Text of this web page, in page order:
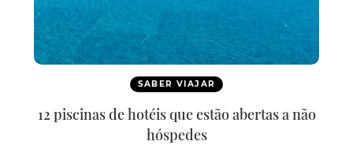
SABER VIAJAR
12 piscinas de hotéis que estão abertas a não
hóspedes